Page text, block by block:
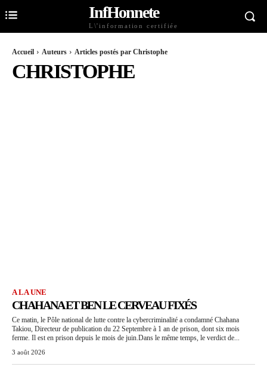
InfHonnete
L\'information certifiée
Accueil Auteurs Articles postés par Christophe
CHRISTOPHE
A LA UNE
CHAHANA ET BEN LE CERVEAU FIXÉS
Ce matin, le Pôle national de lutte contre la cybercriminalité a condamné Chahana
Takiou, Directeur de publication du 22 Septembre à 1 an de prison, dont six mois
ferme. Il est en prison depuis le mois de juin.Dans le même temps, le verdict de...
3 août 2026